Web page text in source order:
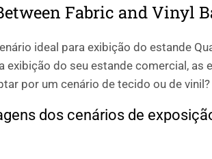
Fabric and Vinyl
ideal para exibição do estande
exibição do seu estande comercial, as
por um cenário de tecido ou de vinil?
dos cenários de